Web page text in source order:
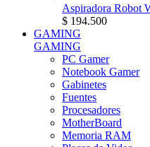
Aspiradora Robot
$ 194.500
GAMING
GAMING
PC Gamer
Notebook Gamer
Gabinetes
Fuentes
Procesadores
MotherBoard
Memoria RAM